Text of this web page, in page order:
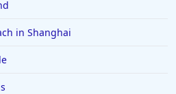
in Shanghai